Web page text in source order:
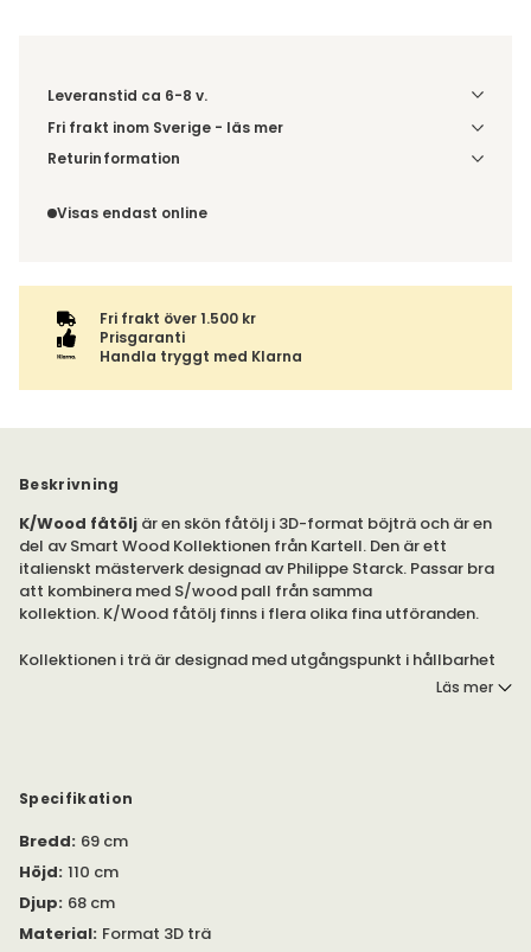
Leveranstid ca 6-8 v.
Fri frakt inom Sverige - läs mer
Denna vara skickas till din port/tomtgräns. Innan leverans
ordern tillsammans.
Returinformation
inte av ångerrätten.
Visas endast online
Fri frakt över 1.500 kr
Prisgaranti
Handla tryggt med Klarna
Beskrivning
K/Wood fåtölj är en skön fåtölj i 3D-format böjträ och är en
del av Smart Wood Kollektionen från Kartell. Den är ett
italienskt mästerverk designad av Philippe Starck. Passar bra
att kombinera med S/wood pall från samma
kollektion. K/Wood fåtölj finns i flera olika fina utföranden.
Kollektionen i trä är designad med utgångspunkt i hållbarhet
kombinerat med modern design. Tack vare ett speciellt patent
ask-lameller eller fanér och underredet av svartmålat eller
krompläterat stål. Modellen har en monterad "dyna" i samma
träfanér som resten av stolen eller i läder. Kan även
kompletteras med fotpall i samma utförande - S/WOOD -
som ligger under egen produkt.
Läs mer
Specifikation
Bredd: 69 cm
Höjd: 110 cm
Djup: 68 cm
Material: Format 3D trä